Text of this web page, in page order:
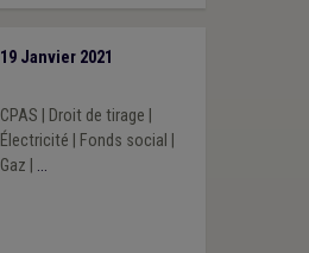
19 Janvier 2021
CPAS Droit de tirage
Électricité
Fonds social
Gaz
...